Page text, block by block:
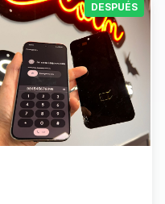
DESPUÉS